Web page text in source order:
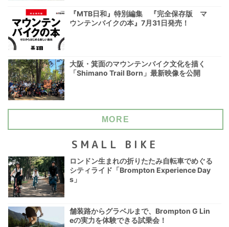
『MTB日和』特別編集 『完全保存版 マ
ウンテンバイクの本』7月31日発売！
大阪・箕面のマウンテンバイク文化を描く
「Shimano Trail Born」最新映像を公開
MORE
SMALL BIKE
ロンドン生まれの折りたたみ自転車でめぐる
シティライド「Brompton Experience Day
s」
舗装路からグラベルまで、Brompton G Lin
eの実力を体験できる試乗会！